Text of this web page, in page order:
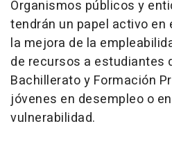
Organismos públicos y
tendrán un papel activo
la mejora de la
de recursos a estudiantes
Bachillerato y Formación
jóvenes en desempleo o
vulnerabilidad.